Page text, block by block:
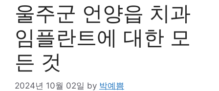
울주군 언양읍 치과
임플란트에 대한 모
든 것
2024년 10월 02일 by 박예쁨